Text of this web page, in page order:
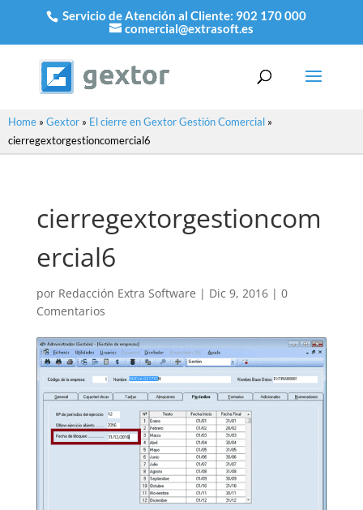
Servicio de Atención al Cliente: 902 170 000
comercial@extrasoft.es
Home » Gextor » El cierre en Gextor Gestión Comercial »
cierregextorgestioncomercial6
cierregextorgestioncom
ercial6
por Redacción Extra Software | Dic 9, 2016| 0
Comentarios